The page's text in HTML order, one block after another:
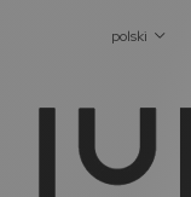
polski